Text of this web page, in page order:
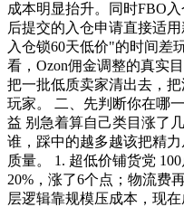
成本明显抬升。同时FBO
后提交的入仓申请直接适
入仓锁60天低价"的时间差
看，Ozon佣金调整的真实
把一批低质卖家清出去，
玩家。 二、先判断你在哪
益 别急着算自己类目涨了
谁，踩中的越多越该把精
质量。 1. 超低价铺货党
20%，涨了6个点；物流费
层逻辑靠规模压成本，现